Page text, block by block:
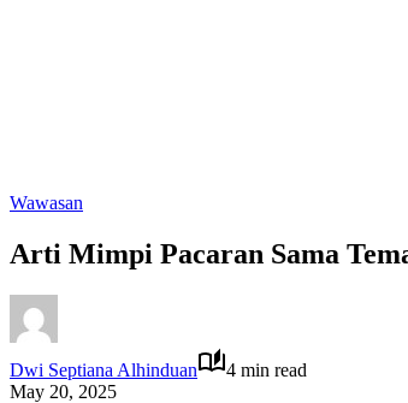
Wawasan
Arti Mimpi Pacaran Sama
Dwi Septiana Alhinduan
4 min read
May 20, 2025